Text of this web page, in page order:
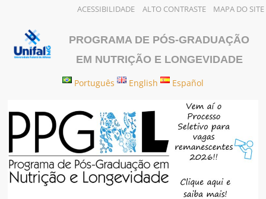
ACESSIBILIDADE ALTO CONTRASTE MAPA DO SITE
PROGRAMA DE PÓS-GRADUAÇÃO
EM NUTRIÇÃO E LONGEVIDADE
Português English Español